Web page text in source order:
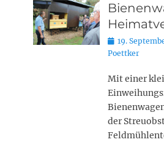
Posted
on
19.
Poettker
Mit einer
der